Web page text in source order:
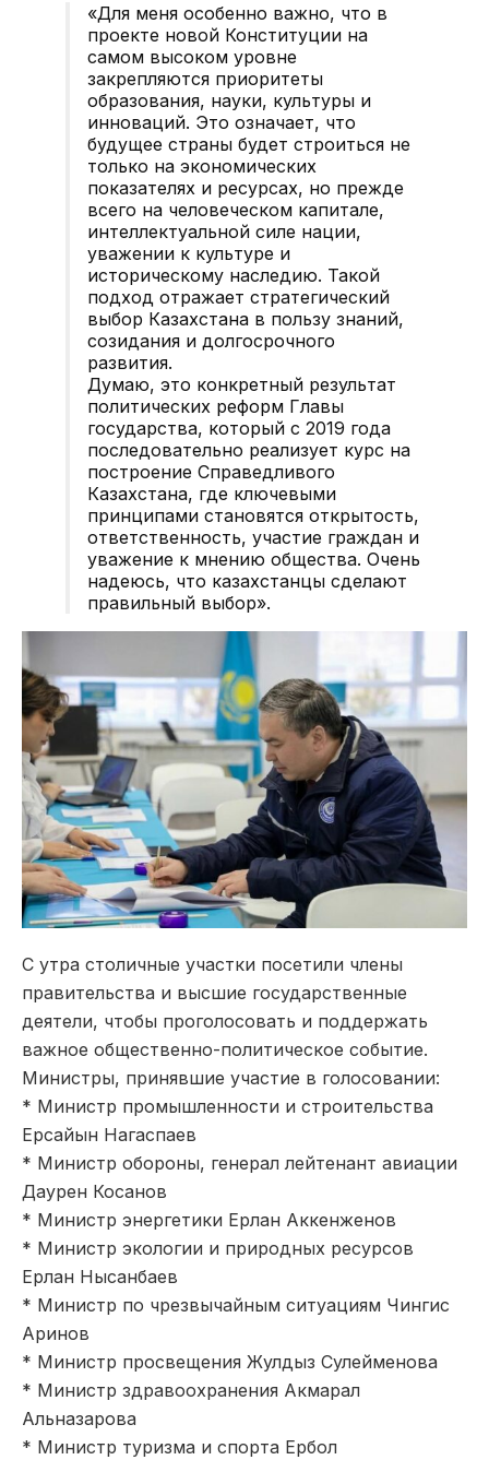
«Для меня особенно важно, что в
проекте новой Конституции на
самом высоком уровне
закрепляются приоритеты
образования, науки, культуры и
инноваций. Это означает, что
будущее страны будет строиться не
только на экономических
показателях и ресурсах, но прежде
всего на человеческом капитале,
интеллектуальной силе нации,
уважении к культуре и
историческому наследию. Такой
подход отражает стратегический
выбор Казахстана в пользу знаний,
созидания и долгосрочного
развития.
Думаю, это конкретный результат
политических реформ Главы
государства, который с 2019 года
последовательно реализует курс на
построение Справедливого
Казахстана, где ключевыми
принципами становятся открытость,
ответственность, участие граждан и
уважение к мнению общества. Очень
надеюсь, что казахстанцы сделают
правильный выбор».
С утра столичные участки посетили члены
правительства и высшие государственные
деятели, чтобы проголосовать и поддержать
важное общественно-политическое событие.
Министры, принявшие участие в голосовании:
* Министр промышленности и строительства
Ерсайын Нагаспаев
* Министр обороны, генерал лейтенант авиации
Даурен Косанов
* Министр энергетики Ерлан Аккенженов
* Министр экологии и природных ресурсов
Ерлан Нысанбаев
* Министр по чрезвычайным ситуациям Чингис
Аринов
* Министр просвещения Жулдыз Сулейменова
* Министр здравоохранения Акмарал
Альназарова
* Министр туризма и спорта Ербол